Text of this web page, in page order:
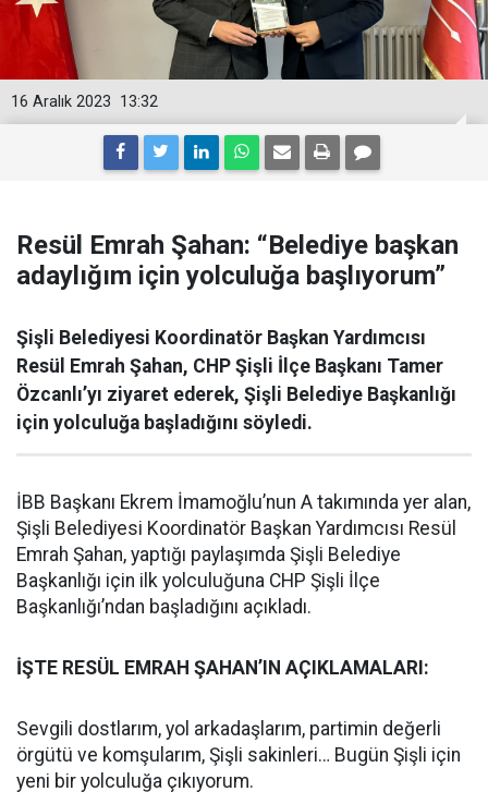
13:32
16 Aralık 2023
Resül Emrah Şahan: “Belediye başkan
adaylığım için yolculuğa başlıyorum”
Şişli Belediyesi Koordinatör Başkan Yardımcısı
Resül Emrah Şahan, CHP Şişli İlçe Başkanı Tamer
Özcanlı’yı ziyaret ederek, Şişli Belediye Başkanlığı
için yolculuğa başladığını söyledi.
İBB Başkanı Ekrem İmamoğlu’nun A takımında yer alan,
Şişli Belediyesi Koordinatör Başkan Yardımcısı Resül
Emrah Şahan, yaptığı paylaşımda Şişli Belediye
Başkanlığı için ilk yolculuğuna CHP Şişli İlçe
Başkanlığı’ndan başladığını açıkladı.
İŞTE RESÜL EMRAH ŞAHAN’IN AÇIKLAMALARI:
Sevgili dostlarım, yol arkadaşlarım, partimin değerli
örgütü ve komşularım, Şişli sakinleri… Bugün Şişli için
yeni bir yolculuğa çıkıyorum.